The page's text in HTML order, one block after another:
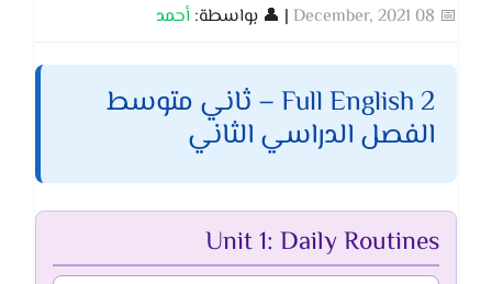
📅 08 December, 2021 | 👤 بواسطة: أحمد
Full English 2 – ثاني متوسط
الفصل الدراسي الثاني
Unit 1: Daily Routines